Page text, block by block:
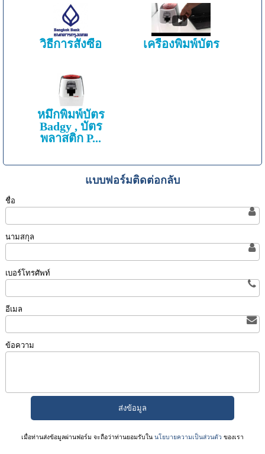
วิธีการสั่งซื้อ เครื่องพิมพ์บัตร
หมึกพิมพ์บัตร
Badgy , บัตร
พลาสติก P...
แบบฟอร์มติดต่อกลับ
ชื่อ
นามสกุล
เบอร์โทรศัพท์
อีเมล
ข้อความ
เมื่อท่านส่งข้อมูลผ่านฟอร์ม จะถือว่าท่านยอมรับในนโยบายความเป็นส่วนตัว ของเรา